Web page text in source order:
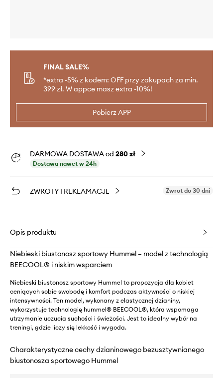
FINAL SALE%
*extra -5% z kodem: OFF przy zakupach za min.
399 zł. W appce masz extra -10%!
Pobierz APP
DARMOWA DOSTAWA od 280 zł
Dostawa nawet w 24h
ZWROTY I REKLAMACJE Zwrot do 30 dni
Opis produktu
Niebieski biustonosz sportowy Hummel – model z technologią
BEECOOL® i niskim wsparciem
Niebieski biustonosz sportowy Hummel to propozycja dla kobiet
ceniących sobie swobodę i komfort podczas aktywności o niskiej
intensywności. Ten model, wykonany z elastycznej dzianiny,
wykorzystuje technologię hummel® BEECOOL®, która wspomaga
utrzymanie uczucia suchości i świeżości. Jest to idealny wybór na
treningi, gdzie liczy się lekkość i wygoda.
Charakterystyczne cechy dzianinowego bezusztywnianego
biustonosza sportowego Hummel